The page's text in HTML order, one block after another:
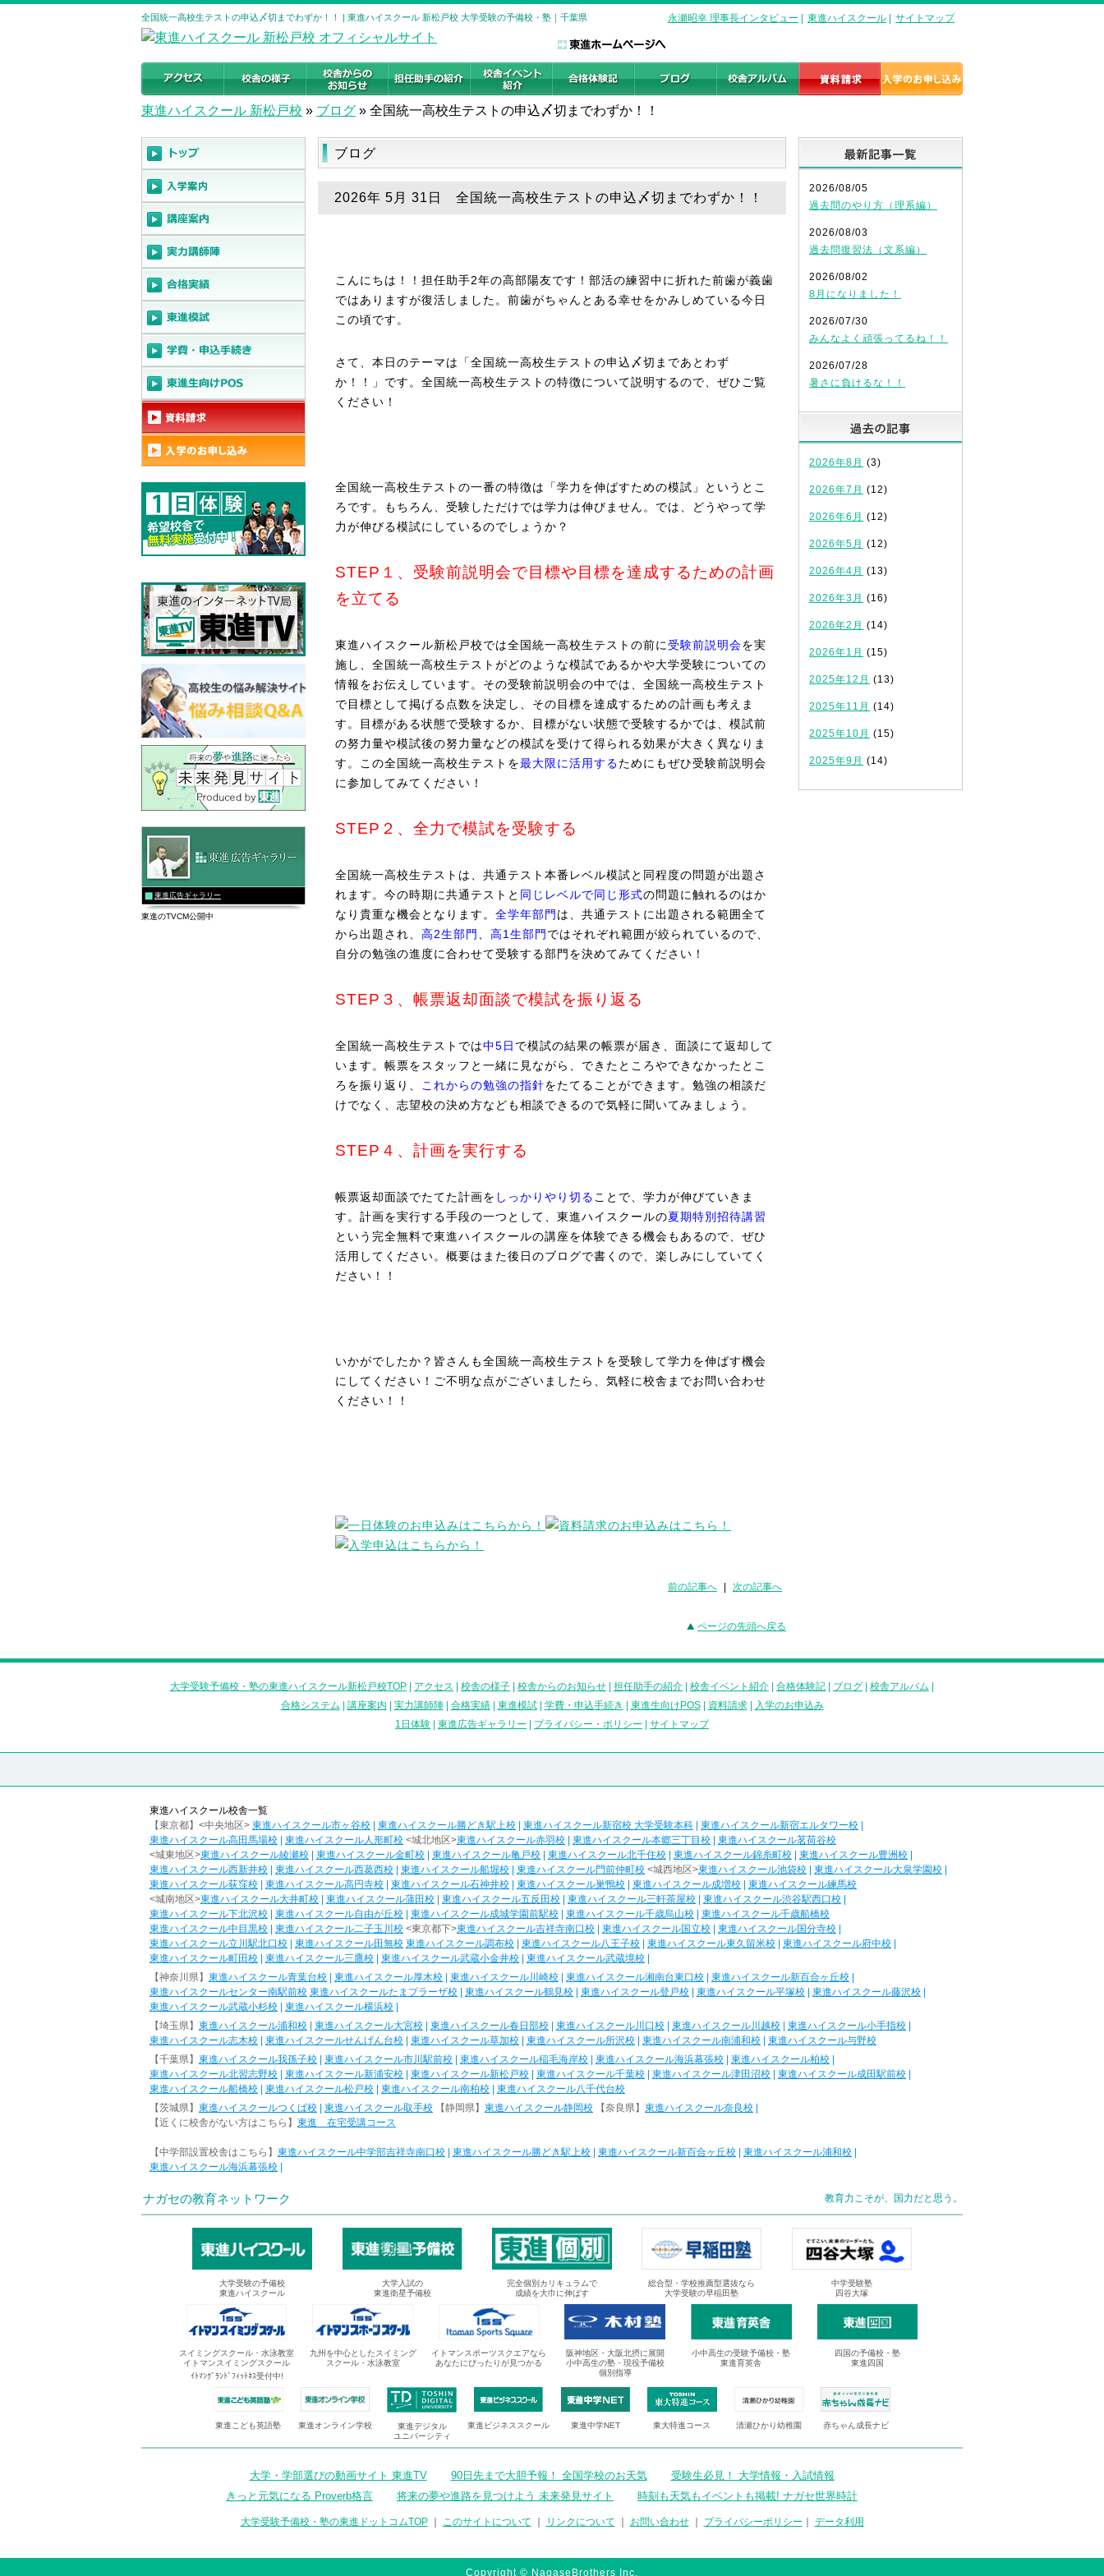
全国統一高校生テストの申込〆切までわずか！！ | 東進ハイスクール 新松戸校 大学受験の予備校・塾｜千葉県 永瀬昭幸 理事長インタビュー 東進ハイスクール サイトマップ
東進ハイスクール 新松戸校 » ブログ » 全国統一高校生テストの申込〆切までわずか！！
ブログ
2026年 5月 31日 全国統一高校生テストの申込〆切までわずか！！
こんにちは！！担任助手2年の高部陽友です！部活の練習中に折れた前歯が義歯
ではありますが復活しました。前歯がちゃんとある幸せをかみしめている今日
この頃です。
さて、本日のテーマは「全国統一高校生テストの申込〆切まであとわず
か！！」です。全国統一高校生テストの特徴について説明するので、ぜひご覧
ください！
全国統一高校生テストの一番の特徴は「学力を伸ばすための模試」というとこ
ろです。もちろん、受験しただけでは学力は伸びません。では、どうやって学
力が伸びる模試にしているのでしょうか？
STEP１、受験前説明会で目標や目標を達成するための計画
を立てる
東進ハイスクール新松戸校では全国統一高校生テストの前に受験前説明会を実
施し、全国統一高校生テストがどのような模試であるかや大学受験についての
情報をお伝えしています。その受験前説明会の中では、全国統一高校生テスト
で目標として掲げる点数を決定し、その目標を達成するための計画も考えま
す。目標がある状態で受験するか、目標がない状態で受験するかでは、模試前
の努力量や模試後の努力量などの模試を受けて得られる効果が大きく異なりま
す。この全国統一高校生テストを最大限に活用するためにもぜひ受験前説明会
に参加してみてください！
STEP２、全力で模試を受験する
全国統一高校生テストは、共通テスト本番レベル模試と同程度の問題が出題さ
れます。今の時期に共通テストと 同じレベルで同じ形式の問題に触れるのはか
なり貴重な機会となります。 全学年部門 は、共通テストに出題される範囲全て
から出題され、 高2生部門 高1生部門 ではそれぞれ範囲が絞られているので、
自分の勉強の進度に合わせて受験する部門を決めてみてください！
STEP３、帳票返却面談で模試を振り返る
全国統一高校生テストでは中5日 で模試の結果の帳票が届き、面談にて返却して
います。帳票をスタッフと一緒に見ながら、できたところやできなかったとこ
ろを振り返り、
これからの勉強の指針をたてることができます。勉強の相談だ
けでなく、志望校の決め方なども相談できるので気軽に聞いてみましょう。
STEP４、計画を実行する
帳票返却面談でたてた計画を しっかりやり切る ことで、学力が伸びていきま
す。計画を実行する手段の一つとして、東進ハイスクールの夏期特別招待講習
という完全無料で東進ハイスクールの講座を体験できる機会もあるので、ぜひ
活用してください。概要はまた後日のブログで書くので、楽しみにしていてく
ださい！！
いかがでしたか？皆さんも全国統一高校生テストを受験して学力を伸ばす機会
にしてください！ご不明な点がございましたら、気軽に校舎までお問い合わせ
ください！！
前の記事へ 次の記事へ
ページの先頭へ戻る
2026/08/05
過去問のやり方（理系編）
2026/08/03
過去問復習法（文系編）
2026/08/02
8月になりました！
2026/07/30
みんなよく頑張ってるね！！
2026/07/28
暑さに負けるな！！
2026年8月 (3)
2026年7月 (12)
2026年6月 (12)
2026年5月 (12)
2026年4月 (13)
2026年3月 (16)
2026年2月 (14)
2026年1月 (15)
2025年12月 (13)
2025年11月 (14)
2025年10月 (15)
2025年9月 (14)
東進広告ギャラリー
東進のTVCM公開中
大学受験予備校・塾の東進ハイスクール新松戸校TOP アクセス 校舎の様子 校舎からのお知らせ 担任助手の紹介 校舎イベント紹介 合格体験記 ブログ 校舎アルバム
合格システム
講座案内 実力講師陣| 合格実績| 東進模試| 学費・申込手続き 東進生向けPOS| 資料請求|
入学のお申込み
1日体験
東進広告ギャラリー プライバシー・ポリシー サイトマップ
東進ハイスクール校舎一覧
【東京都】<中央地区> 東進ハイスクール市ヶ谷校 東進ハイスクール勝どき駅上校 東進ハイスクール新宿校 大学受験本科 東進ハイスクール新宿エルタワー校
東進ハイスクール高田馬場校
東進ハイスクール人形町校 <城北地区>東進ハイスクール赤羽校 東進ハイスクール本郷三丁目校
東進ハイスクール茗荷谷校
<城東地区>東進ハイスクール綾瀬校 東進ハイスクール金町校 東進ハイスクール亀戸校 東進ハイスクール北千住校 東進ハイスクール錦糸町校 東進ハイスクール豊洲校
東進ハイスクール西新井校
東進ハイスクール西葛西校 東進ハイスクール船堀校 東進ハイスクール門前仲町校 <城西地区>東進ハイスクール池袋校 東進ハイスクール大泉学園校
東進ハイスクール荻窪校
東進ハイスクール高円寺校 東進ハイスクール石神井校 東進ハイスクール巣鴨校 東進ハイスクール成増校
東進ハイスクール練馬校
<城南地区>東進ハイスクール大井町校 東進ハイスクール蒲田校 東進ハイスクール五反田校 東進ハイスクール三軒茶屋校 東進ハイスクール渋谷駅西口校
東進ハイスクール下北沢校
東進ハイスクール自由が丘校 東進ハイスクール成城学園前駅校 東進ハイスクール千歳烏山校
東進ハイスクール千歳船橋校
東進ハイスクール中目黒校
東進ハイスクール二子玉川校 <東京都下>東進ハイスクール吉祥寺南口校 東進ハイスクール国立校 東進ハイスクール国分寺校
東進ハイスクール立川駅北口校
東進ハイスクール田無校 東進ハイスクール調布校 東進ハイスクール八王子校 東進ハイスクール東久留米校 東進ハイスクール府中校
東進ハイスクール町田校
東進ハイスクール三鷹校 東進ハイスクール武蔵小金井校 東進ハイスクール武蔵境校
【神奈川県】 東進ハイスクール青葉台校 東進ハイスクール厚木校 東進ハイスクール川崎校 東進ハイスクール湘南台東口校 東進ハイスクール新百合ヶ丘校
東進ハイスクールセンター南駅前校 東進ハイスクールたまプラーザ校 東進ハイスクール鶴見校 東進ハイスクール登戸校 東進ハイスクール平塚校 東進ハイスクール藤沢校
東進ハイスクール武蔵小杉校
東進ハイスクール横浜校
【埼玉県】 東進ハイスクール浦和校 東進ハイスクール大宮校 東進ハイスクール春日部校 東進ハイスクール川口校 東進ハイスクール川越校 東進ハイスクール小手指校
東進ハイスクール志木校
東進ハイスクールせんげん台校 東進ハイスクール草加校 東進ハイスクール所沢校 東進ハイスクール南浦和校
東進ハイスクール与野校
【千葉県】 東進ハイスクール我孫子校 東進ハイスクール市川駅前校 東進ハイスクール稲毛海岸校 東進ハイスクール海浜幕張校 東進ハイスクール柏校
東進ハイスクール北習志野校
東進ハイスクール新浦安校 東進ハイスクール新松戸校 東進ハイスクール千葉校 東進ハイスクール津田沼校 東進ハイスクール成田駅前校
東進ハイスクール船橋校
東進ハイスクール松戸校 東進ハイスクール南柏校
東進ハイスクール八千代台校
【茨城県】 東進ハイスクールつくば校 東進ハイスクール取手校 【静岡県】 東進ハイスクール静岡校 【奈良県】 東進ハイスクール奈良校
【近くに校舎がない方はこちら】 東進 在宅受講コース
【中学部設置校舎はこちら】 東進ハイスクール中学部吉祥寺南口校 東進ハイスクール勝どき駅上校 東進ハイスクール新百合ヶ丘校 東進ハイスクール浦和校
東進ハイスクール海浜幕張校
ナガセの教育ネットワーク 教育力こそが、国力だと思う。
大学受験の予備校
東進ハイスクール
大学入試の
東進衛星予備校
完全個別カリキュラムで
成績を大巾に伸ばす
総合型・学校推薦型選抜なら
大学受験の早稲田塾
中学受験塾
四谷大塚
スイミングスクール・水泳教室
イトマンスイミングスクール
ｲﾄﾏﾝｸﾞﾗﾝﾄﾞﾌｨｯﾄﾈｽ受付中!
九州を中心としたスイミング
スクール・水泳教室
イトマンスポーツスクエアなら
あなたにぴったりが見つかる
阪神地区・大阪北摂に展開
小中高生の塾・現役予備校
個別指導
小中高生の受験予備校・塾
東進育英舎
四国の予備校・塾
東進四国
東進こども英語塾 東進オンライン学校
東進デジタル
ユニバーシティ
東進ビジネススクール 東進中学NET 東大特進コース 清瀬ひかり幼稚園 赤ちゃん成長ナビ
大学・学部選びの動画サイト 東進TV 90日先まで大胆予報！ 全国学校のお天気
受験生必見！ 大学情報・入試情報
きっと元気になる Proverb格言
将来の夢や進路を見つけよう 未来発見サイト 時刻も天気もイベントも掲載! ナガセ世界時計
大学受験予備校・塾の東進ドットコムTOP｜ このサイトについて リンクについて お問い合わせ｜ プライバシーポリシー データ利用
Copyright © NagaseBrothers Inc.